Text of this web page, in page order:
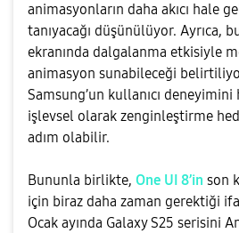
animasyonların daha akıcı hale
tanıyacağı düşünülüyor. Ayrıca,
ekranında dalgalanma etkisiyle
animasyon sunabileceği
Samsung’un kullanıcı
işlevsel olarak zenginleştirme
adım olabilir.
Bununla birlikte, One UI 8’in son
için biraz daha zaman gerektiği
Ocak ayında Galaxy S25 serisini